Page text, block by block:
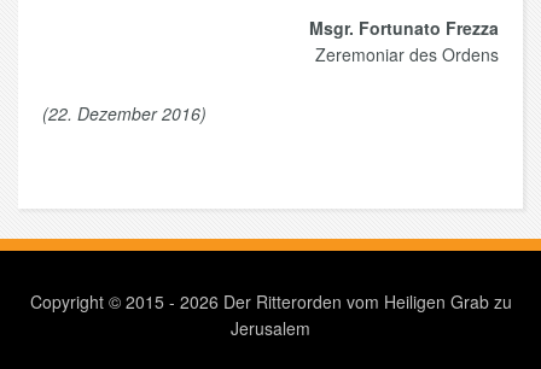
Msgr. Fortunato Frezza
Zeremoniar des Ordens
(22. Dezember 2016)
Copyright © 2015 - 2026 Der Ritterorden vom Heiligen Grab zu
Jerusalem